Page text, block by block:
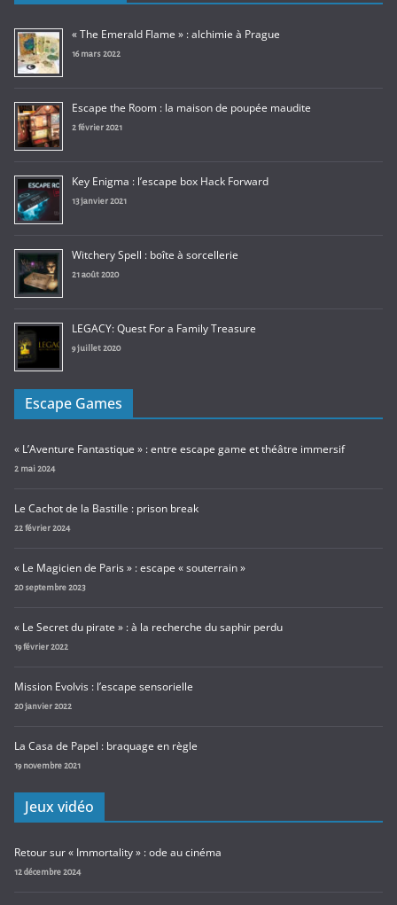
« The Emerald Flame » : alchimie à Prague
16 mars 2022
Escape the Room : la maison de poupée maudite
2 février 2021
Key Enigma : l’escape box Hack Forward
13 janvier 2021
Witchery Spell : boîte à sorcellerie
21 août 2020
LEGACY: Quest For a Family Treasure
9 juillet 2020
Escape Games
« L’Aventure Fantastique » : entre escape game et théâtre immersif
2 mai 2024
Le Cachot de la Bastille : prison break
22 février 2024
« Le Magicien de Paris » : escape « souterrain »
20 septembre 2023
« Le Secret du pirate » : à la recherche du saphir perdu
19 février 2022
Mission Evolvis : l’escape sensorielle
20 janvier 2022
La Casa de Papel : braquage en règle
19 novembre 2021
Jeux vidéo
Retour sur « Immortality » : ode au cinéma
12 décembre 2024